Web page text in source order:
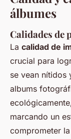
álbumes
Calidades de
La calidad de
crucial para
se vean nítidos
albums
marcando un
comprometer